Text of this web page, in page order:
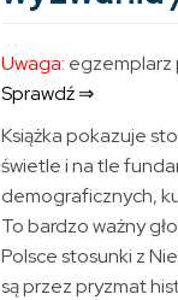
Uwaga: egzemplarz
Sprawdź ⇒
Książka pokazuje
świetle i na tle
demograficznych,
To bardzo ważny
Polsce stosunki z
są przez pryzmat